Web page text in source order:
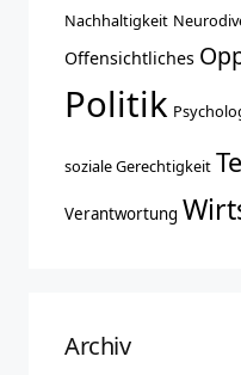
Nachhaltigkeit
Offensichtliches
Politik
soziale Gerechtigkeit
Verantwortung
Archiv